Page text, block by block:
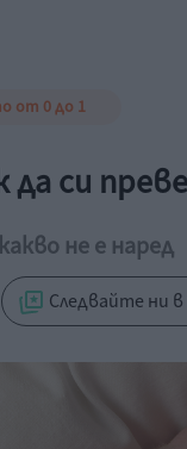
от 0 до 1
да си
не е наред
Следвайте ни в